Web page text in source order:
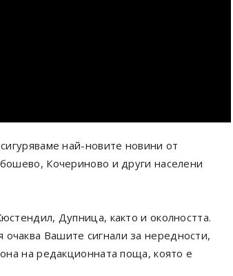
най-новите новини от
Кочериново и други населени
Дупница, както и околността.
Вашите сигнали за нередности,
на редакционната поща, която е